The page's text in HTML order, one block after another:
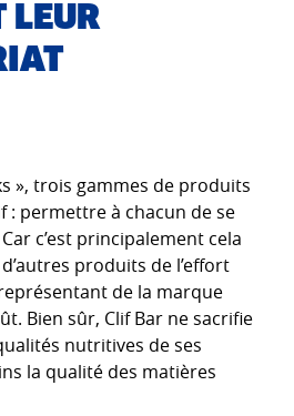
LEUR
», trois gammes de produits
: permettre à chacun de se
c’est principalement cela
produits de l’effort
de la marque
Bien sûr, Clif Bar ne sacrifie
nutritives de ses
la qualité des matières